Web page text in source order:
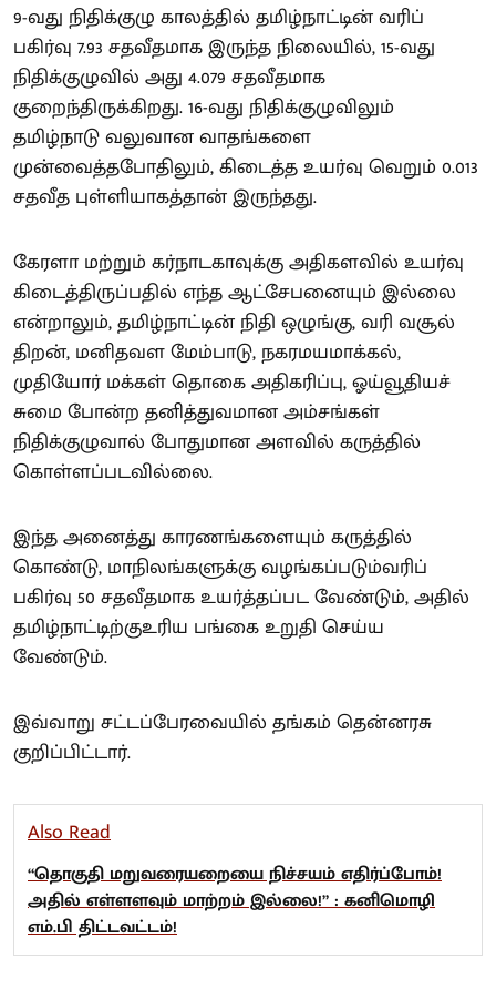
9-வது நிதிக்குழு காலத்தில் தமிழ்நாட்டின் வரிப்
பகிர்வு 7.93 சதவீதமாக இருந்த நிலையில், 15-வது
நிதிக்குழுவில் அது 4.079 சதவீதமாக
குறைந்திருக்கிறது. 16-வது நிதிக்குழுவிலும்
தமிழ்நாடு வலுவான வாதங்களை
முன்வைத்தபோதிலும், கிடைத்த உயர்வு வெறும் 0.013
சதவீத புள்ளியாகத்தான் இருந்தது.
கேரளா மற்றும் கர்நாடகாவுக்கு அதிகளவில் உயர்வு
கிடைத்திருப்பதில் எந்த ஆட்சேபனையும் இல்லை
என்றாலும், தமிழ்நாட்டின் நிதி ஒழுங்கு, வரி வசூல்
திறன், மனிதவள மேம்பாடு, நகரமயமாக்கல்,
முதியோர் மக்கள் தொகை அதிகரிப்பு, ஓய்வூதியச்
சுமை போன்ற தனித்துவமான அம்சங்கள்
நிதிக்குழுவால் போதுமான அளவில் கருத்தில்
கொள்ளப்படவில்லை.
இந்த அனைத்து காரணங்களையும் கருத்தில்
கொண்டு, மாநிலங்களுக்கு வழங்கப்படும்வரிப்
பகிர்வு 50 சதவீதமாக உயர்த்தப்பட வேண்டும், அதில்
தமிழ்நாட்டிற்குஉரிய பங்கை உறுதி செய்ய
வேண்டும்.
இவ்வாறு சட்டப்பேரவையில் தங்கம் தென்னரசு
குறிப்பிட்டார்.
Also Read
“தொகுதி மறுவரையறையை நிச்சயம் எதிர்ப்போம்!
அதில் எள்ளளவும் மாற்றம் இல்லை!” : கனிமொழி
எம்.பி திட்டவட்டம்!